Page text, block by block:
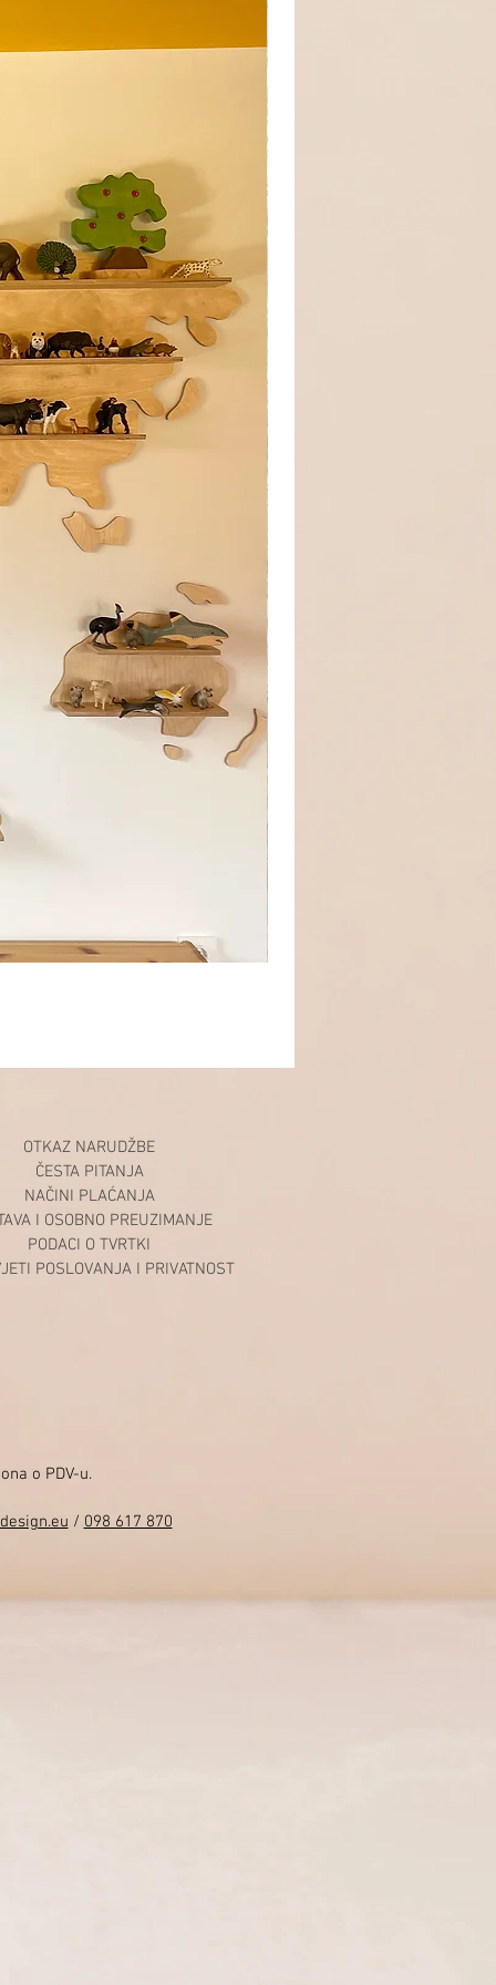
OTKAZ NARUDŽBE
ČESTA PITANJA
NAČINI PLAĆANJA
I OSOBNO PREUZIMANJE
PODACI O TVRTKI
POSLOVANJA I PRIVATNOST
o PDV-u.
/ 098 617 870